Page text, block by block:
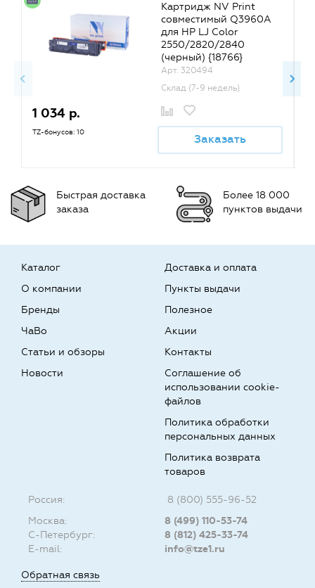
Картридж NV Print
совместимый Q3960A
для HP LJ Color
2550/2820/2840
(черный) {18766}
Арт. 320494
Склад (7-9 недель)
1 034 р.
TZ-бонусов: 10 Заказать
Быстрая доставка
заказа
Более 18 000
пунктов выдачи
Каталог
О компании
Бренды
Доставка и оплата
Пункты выдачи
Полезное
ЧаВо
Статьи и обзоры
Новости
Акции
Контакты
Соглашение об
использовании cookie-
файлов
Политика обработки
персональных данных
Политика возврата
товаров
Россия:
8 (800) 555-96-52
Москва:
8 (499) 110-53-74
С-Петербург:
8 (812) 425-33-74
E-mail:
info@tze1.ru
Обратная связь